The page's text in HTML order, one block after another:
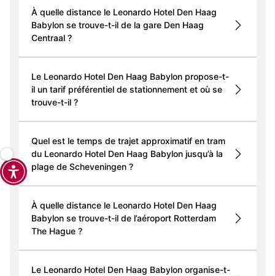
À quelle distance le Leonardo Hotel Den Haag
Babylon se trouve-t-il de la gare Den Haag
Centraal ?
Le Leonardo Hotel Den Haag Babylon propose-t-
il un tarif préférentiel de stationnement et où se
trouve-t-il ?
Quel est le temps de trajet approximatif en tram
du Leonardo Hotel Den Haag Babylon jusqu’à la
plage de Scheveningen ?
À quelle distance le Leonardo Hotel Den Haag
Babylon se trouve-t-il de l’aéroport Rotterdam
The Hague ?
Le Leonardo Hotel Den Haag Babylon organise-t-